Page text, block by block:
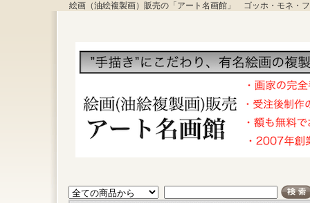
絵画（油絵複製画）販売の「アート名画館」 ゴッホ・モネ・